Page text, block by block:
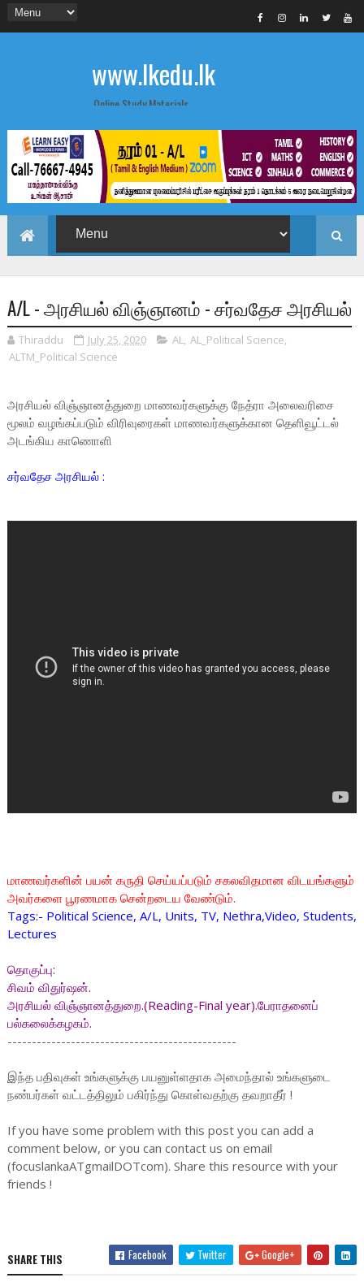
www.lkedu.lk
Online Study Materials
A/L - அரசியல் விஞ்ஞானம் - சர்வதேச அரசியல்
Thiraddu July 25, 2020 AL, AL_Political Science,
ALTM_Political Science
அரசியல் விஞ்ஞானத்துறை மாணவர்களுக்கு நேத்ரா அலைவரிசை
மூலம் வழங்கப்படும் விரிவுரைகள் மாணவர்களுக்கான தெளிவூட்டல்
அடங்கிய காணொளி
சர்வதேச அரசியல் :
மாணவர்களின் பயன் கருதி செய்யப்படும் சகலவிதமான விடயங்களும்
அவர்களை பூரணமாக சென்றடைய வேண்டும்.
Tags:- Political Science, A/L, Units, TV, Nethra,Video, Students,
Lectures
தொகுப்பு:
சிவம் விதுர்ஷன்.
அரசியல் விஞ்ஞானத்துறை.(Reading-Final year).பேராதனைப்
பல்கலைக்கழகம்.
-----------------------------------------------
இந்த பதிவுகள் உங்களுக்கு பயனுள்ளதாக அமைந்தால் உங்களுடை
நண்பர்கள் வட்டத்திலும் பகிர்ந்து கொள்வதற்கு தவறாதீர் !
If you have some problem with this post you can add a
comment below, or you can contact us on email
(focuslankaATgmailDOTcom). Share this resource with your
friends !
SHARE THIS Facebook Twitter Google+